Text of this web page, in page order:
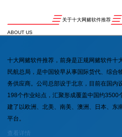
关于十大网赌软件推荐
ABOUT US
十大网赌软件推荐，前身是正规网赌软件十
民航总局，是中国较早从事国际货代、综合
务供应商。公司总部设于北京，目前在国内
198个作业站点，汇聚形成覆盖中国约3500
建了以欧洲、北美、南美、澳洲、日本、东
平台。
查看详情